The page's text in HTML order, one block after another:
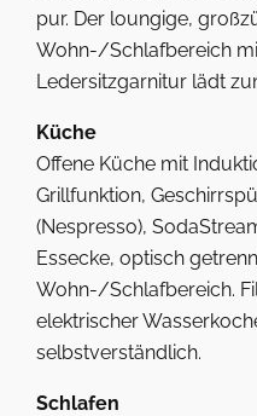
pur. Der loungige,
Wohn-/Schlafbereich
Ledersitzgarnitur lädt
Küche
Offene Küche mit
Grillfunktion,
(Nespresso),
Essecke, optisch
Wohn-/Schlafbereich.
elektrischer
selbstverständlich.
Schlafen